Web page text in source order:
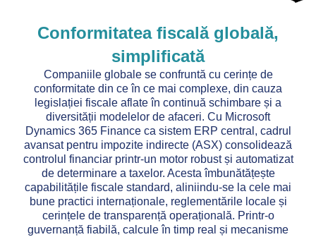
Conformitatea fiscală globală,
simplificată
Companiile globale se confruntă cu cerințe de
conformitate din ce în ce mai complexe, din cauza
legislației fiscale aflate în continuă schimbare și a
diversității modelelor de afaceri. Cu Microsoft
Dynamics 365 Finance ca sistem ERP central, cadrul
avansat pentru impozite indirecte (ASX) consolidează
controlul financiar printr-un motor robust și automatizat
de determinare a taxelor. Acesta îmbunătățește
capabilitățile fiscale standard, aliniindu-se la cele mai
bune practici internaționale, reglementările locale și
cerințele de transparență operațională. Printr-o
guvernanță fiabilă, calcule în timp real și mecanisme